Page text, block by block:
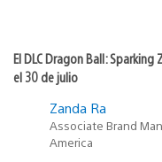
El DLC Dragon Ball:
el 30 de julio
Zanda Ra
Associate Brand
America